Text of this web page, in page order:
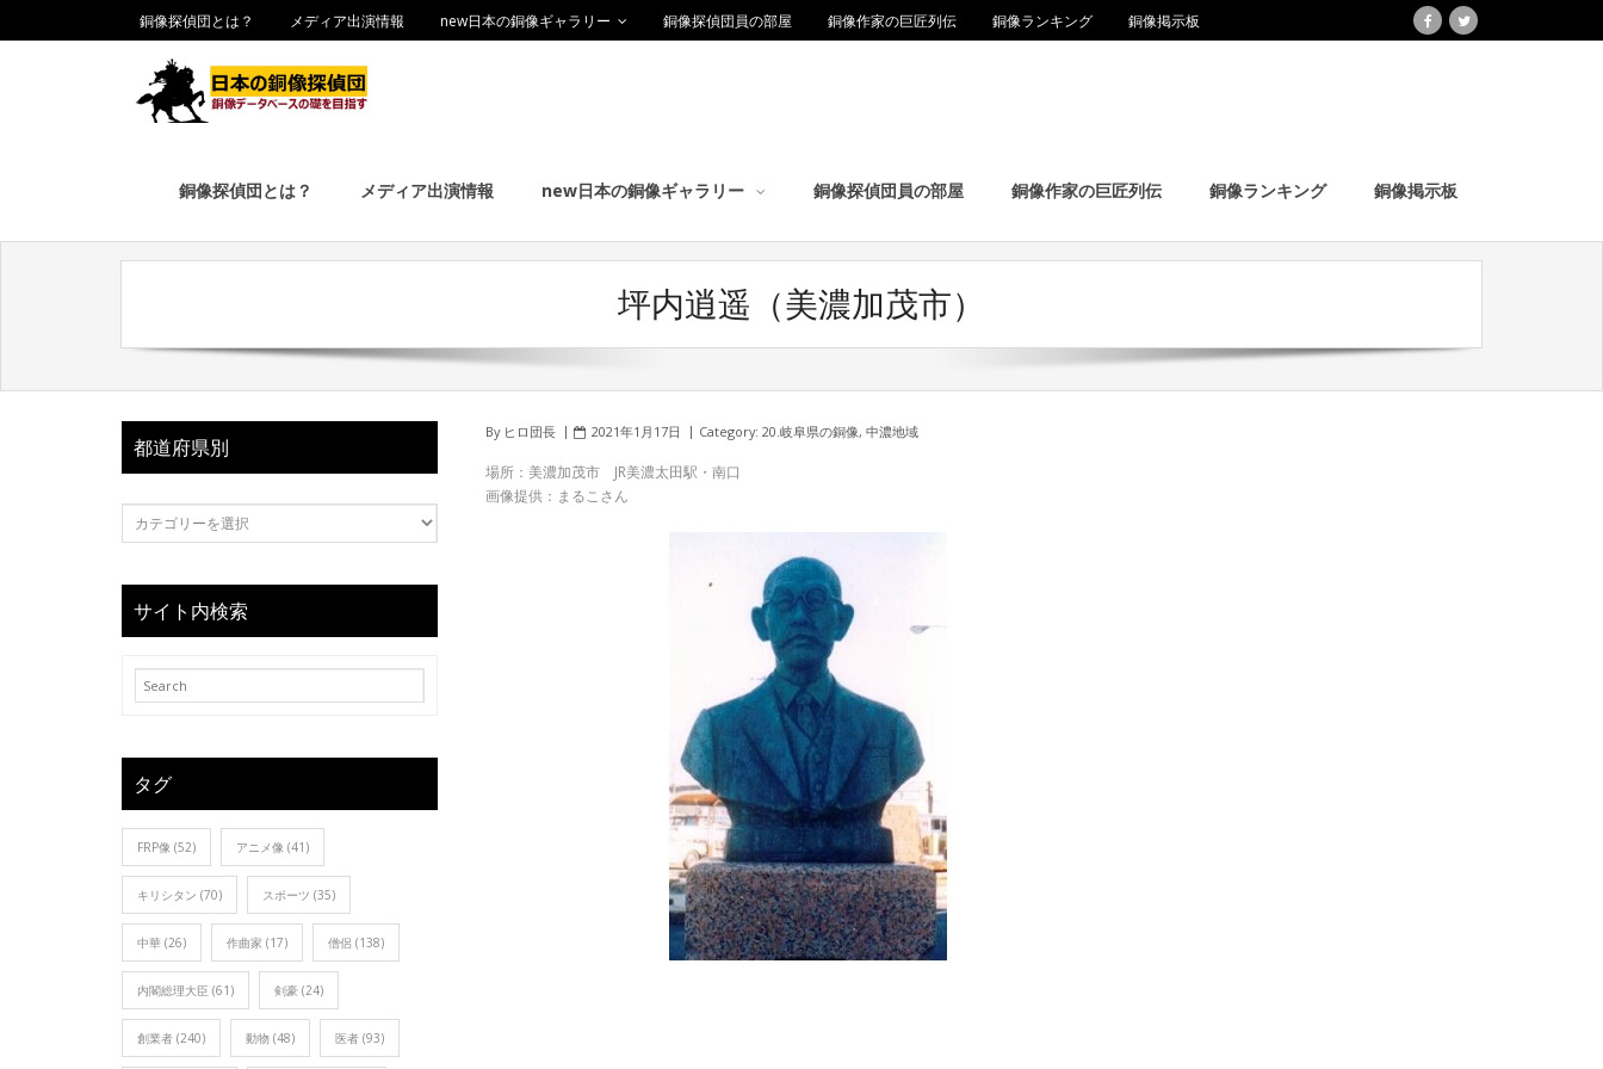
銅像探偵団とは？ メディア出演情報 new日本の銅像ギャラリー 銅像探偵団員の部屋 銅像作家の巨匠列伝 銅像ランキング 銅像掲示板
銅像探偵団とは？ メディア出演情報 new日本の銅像ギャラリー 銅像探偵団員の部屋 銅像作家の巨匠列伝 銅像ランキング 銅像掲示板
坪内逍遥（美濃加茂市）
By ヒロ団長 2021年1月17日 Category: 20.岐阜県の銅像, 中濃地域
場所：美濃加茂市 JR美濃太田駅・南口
画像提供：まるこさん
都道府県別
サイト内検索
タグ
FRP像 (52) アニメ像 (41)
キリシタン (70) スポーツ (35)
中華 (26) 作曲家 (17) 僧侶 (138)
内閣総理大臣 (61) 剣豪 (24)
創業者 (240) 動物 (48) 医者 (93)